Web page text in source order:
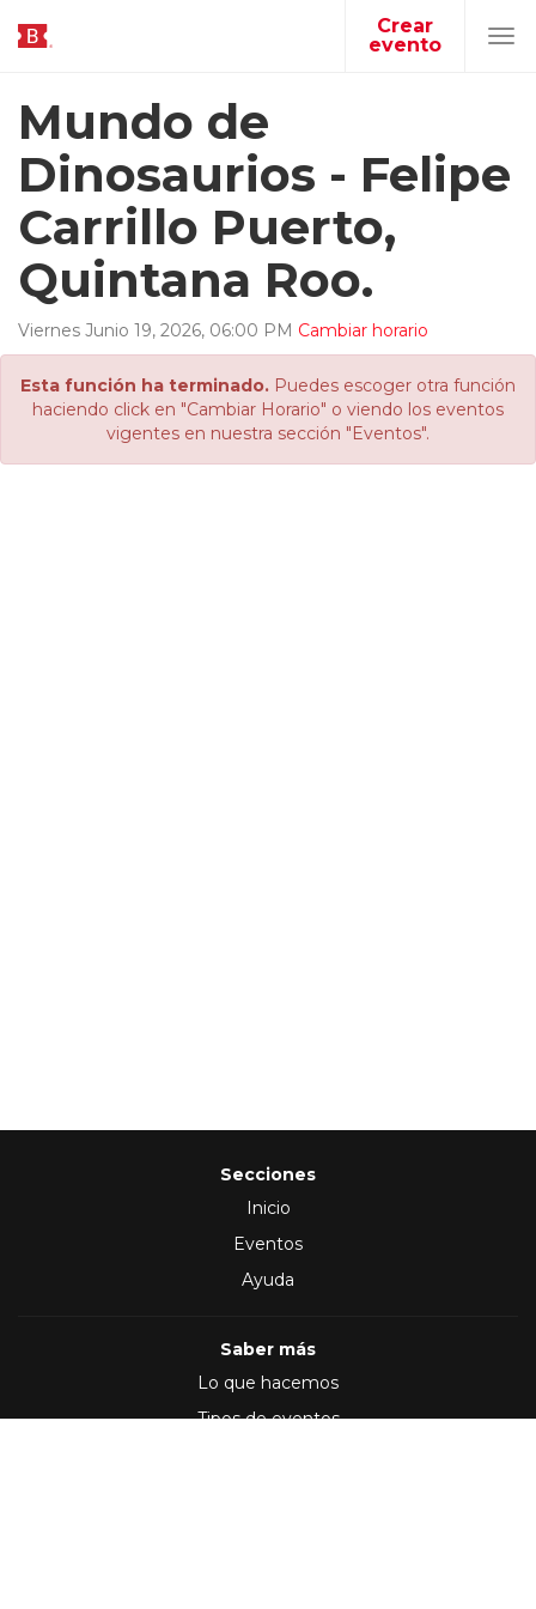
Crear
evento
Mundo de
Dinosaurios - Felipe
Carrillo Puerto,
Quintana Roo.
Viernes Junio 19, 2026, 06:00 PM Cambiar horario
Esta función ha terminado. Puedes escoger otra función
haciendo click en "Cambiar Horario" o viendo los eventos
vigentes en nuestra sección "Eventos".
Secciones
Inicio
Eventos
Ayuda
Saber más
Lo que hacemos
Tipos de eventos